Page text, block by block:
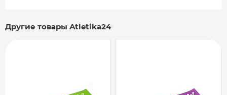
Другие товары Atletika24